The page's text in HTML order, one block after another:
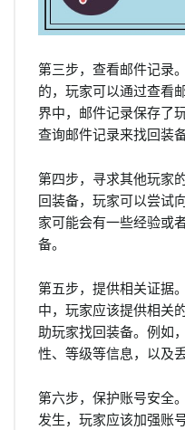
第三步，查看邮件记录
的，玩家可以通过查看
界中，邮件记录保存了
查询邮件记录来找回装备
第四步，寻求其他玩家
回装备，玩家可以尝试
家可能会有一些经验或
备。
第五步，提供相关证据
中，玩家应该提供相关
助玩家找回装备。例如
性、等级等信息，以及
第六步，保护账号安全
发生，玩家应该加强账